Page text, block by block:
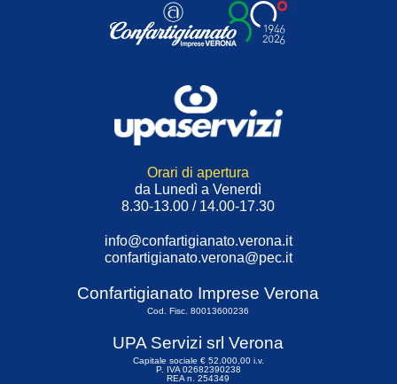
Orari di apertura
da Lunedì a Venerdì
8.30-13.00 / 14.00-17.30
info@confartigianato.verona.it
confartigianato.verona@pec.it
Confartigianato Imprese Verona
Cod. Fisc. 80013600236
UPA Servizi srl Verona
Capitale sociale € 52.000,00 i.v.
P. IVA 02682390238
REA n. 254349